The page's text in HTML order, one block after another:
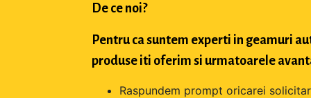
De ce noi?
Pentru ca suntem experti in geamuri
produse iti oferim si urmatoarele
Raspundem prompt oricarei